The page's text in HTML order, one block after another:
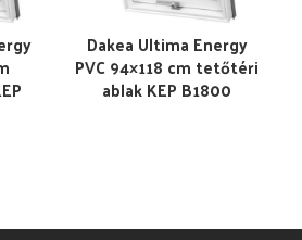
Dakea Ultima Energy
PVC 94×118 cm tetőtéri
ablak KEP B1800